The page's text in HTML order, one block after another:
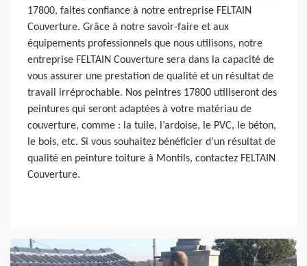
17800, faites confiance à notre entreprise FELTAIN
Couverture. Grâce à notre savoir-faire et aux
équipements professionnels que nous utilisons, notre
entreprise FELTAIN Couverture sera dans la capacité de
vous assurer une prestation de qualité et un résultat de
travail irréprochable. Nos peintres 17800 utiliseront des
peintures qui seront adaptées à votre matériau de
couverture, comme : la tuile, l’ardoise, le PVC, le béton,
le bois, etc. Si vous souhaitez bénéficier d’un résultat de
qualité en peinture toiture à Montils, contactez FELTAIN
Couverture.